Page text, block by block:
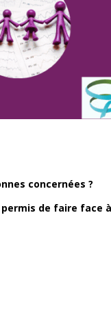
concernées ?
de faire face